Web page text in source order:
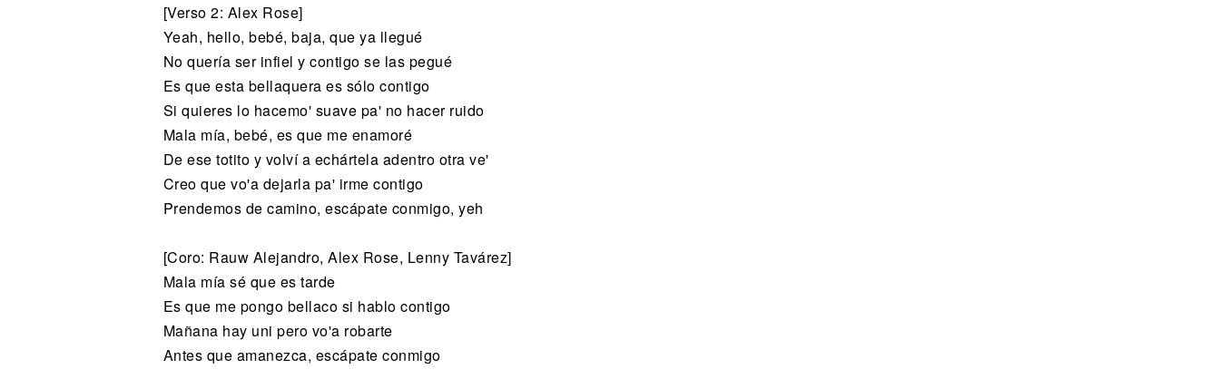
[Verso 2: Alex Rose]
Yeah, hello, bebé, baja, que ya llegué
No quería ser infiel y contigo se las pegué
Es que esta bellaquera es sólo contigo
Si quieres lo hacemo' suave pa' no hacer ruido
Mala mía, bebé, es que me enamoré
De ese totito y volví a echártela adentro otra ve'
Creo que vo'a dejarla pa' irme contigo
Prendemos de camino, escápate conmigo, yeh
[Coro: Rauw Alejandro, Alex Rose, Lenny Tavárez]
Mala mía sé que es tarde
Es que me pongo bellaco si hablo contigo
Mañana hay uni pero vo'a robarte
Antes que amanezca, escápate conmigo